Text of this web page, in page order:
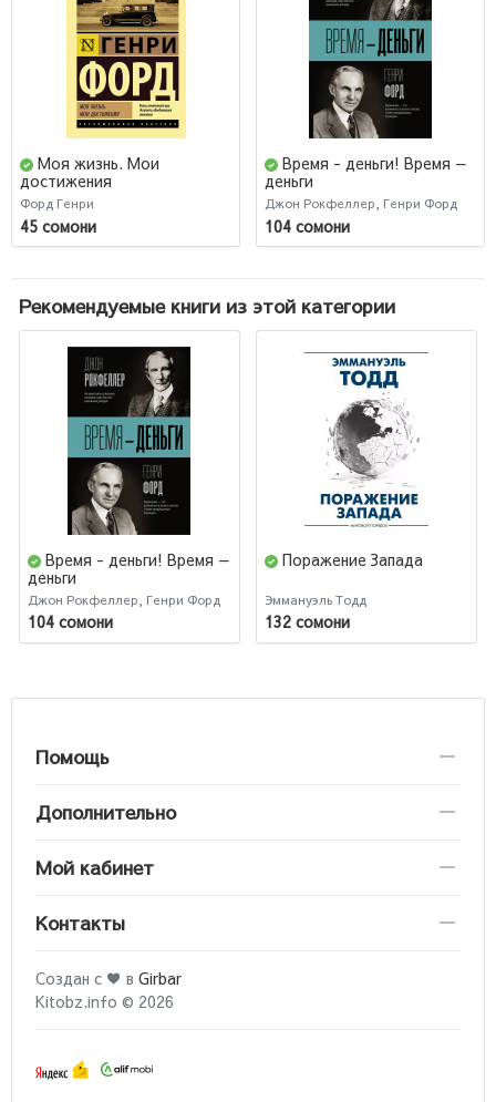
Моя жизнь. Мои
достижения
Форд Генри
45 сомони
Время - деньги! Время —
деньги
Джон Рокфеллер, Генри Форд
104 сомони
Рекомендуемые книги из этой категории
Время - деньги! Время —
деньги
Джон Рокфеллер, Генри Форд
104 сомони
Поражение Запада
Эммануэль Тодд
132 сомони
Помощь
Дополнительно
Мой кабинет
Контакты
Создан с ♥ в Girbar
Kitobz.info © 2026